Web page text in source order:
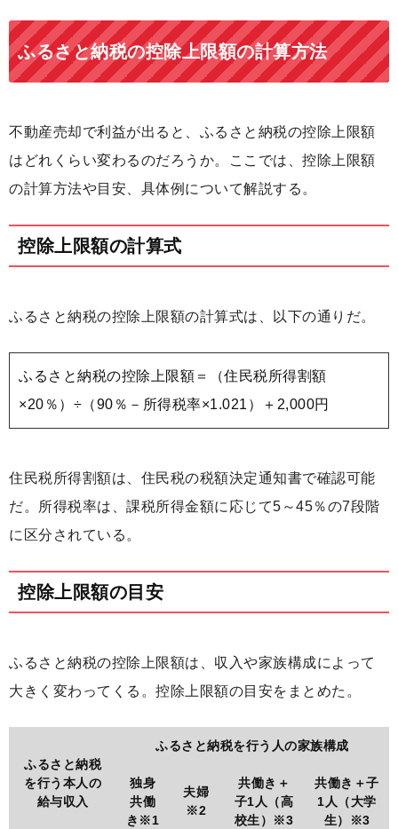
ふるさと納税の控除上限額の計算方法
不動産売却で利益が出ると、ふるさと納税の控除上限額
はどれくらい変わるのだろうか。ここでは、控除上限額
の計算方法や目安、具体例について解説する。
控除上限額の計算式
ふるさと納税の控除上限額の計算式は、以下の通りだ。
ふるさと納税の控除上限額＝（住民税所得割額
×20％）÷（90％－所得税率×1.021）＋2,000円
住民税所得割額は、住民税の税額決定通知書で確認可能
だ。所得税率は、課税所得金額に応じて5～45％の7段階
に区分されている。
控除上限額の目安
ふるさと納税の控除上限額は、収入や家族構成によって
大きく変わってくる。控除上限額の目安をまとめた。
ふるさと納税
を行う本人の
給与収入
ふるさと納税を行う人の家族構成
独身
共働
き※1
夫婦
※2
共働き＋
子1人（高
校生）※3
共働き＋子
1人（大学
生）※3